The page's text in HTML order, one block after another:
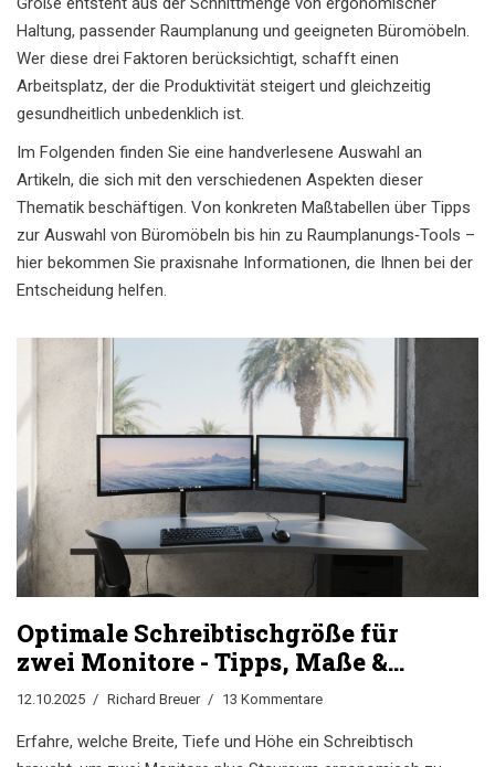
Haltung, passender Raumplanung und geeigneten Büromöbeln.
Wer diese drei Faktoren berücksichtigt, schafft einen
Arbeitsplatz, der die Produktivität steigert und gleichzeitig
gesundheitlich unbedenklich ist.
Im Folgenden finden Sie eine handverlesene Auswahl an
Artikeln, die sich mit den verschiedenen Aspekten dieser
Thematik beschäftigen. Von konkreten Maßtabellen über Tipps
zur Auswahl von Büromöbeln bis hin zu Raumplanungs‑Tools –
hier bekommen Sie praxisnahe Informationen, die Ihnen bei der
Entscheidung helfen.
Optimale Schreibtischgröße für
zwei Monitore - Tipps, Maße &
Stauraum
12.10.2025 Richard Breuer 13 Kommentare
Erfahre, welche Breite, Tiefe und Höhe ein Schreibtisch